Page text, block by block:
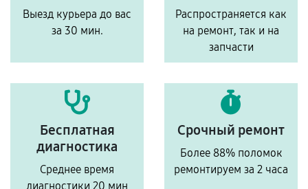
Выезд курьера до вас
за 30 мин.
Распространяется как
на ремонт, так и на
запчасти
Бесплатная
диагностика
Среднее время
диагностики 20 мин
Срочный ремонт
Более 88% поломок
ремонтируем за 2 часа